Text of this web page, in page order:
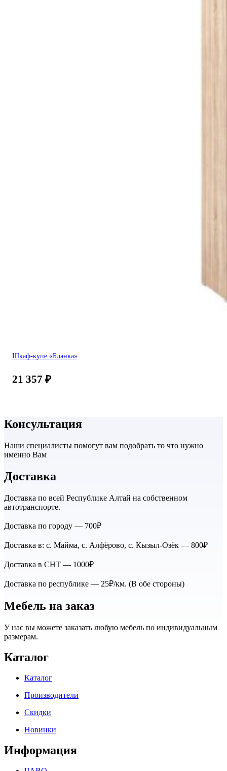
Шкаф-купе «Бланка»
21 357 ₽
Консультация
Наши специалисты помогут вам подобрать то что нужно
именно Вам
Доставка
Доставка по всей Республике Алтай на собственном
автотранспорте.
Доставка по городу — 700₽
Доставка в: с. Майма, с. Алфёрово, с. Кызыл-Озёк — 800₽
Доставка в СНТ — 1000₽
Доставка по республике — 25₽/км. (В обе стороны)
Мебель на заказ
У нас вы можете заказать любую мебель по индивидуальным
размерам.
Каталог
Каталог
Производители
Скидки
Новинки
Информация